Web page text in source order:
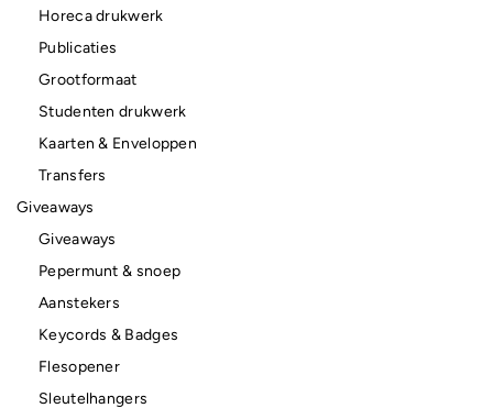
Horeca drukwerk
Publicaties
Grootformaat
Studenten drukwerk
Kaarten & Enveloppen
Transfers
Giveaways
Giveaways
Pepermunt & snoep
Aanstekers
Keycords & Badges
Flesopener
Sleutelhangers